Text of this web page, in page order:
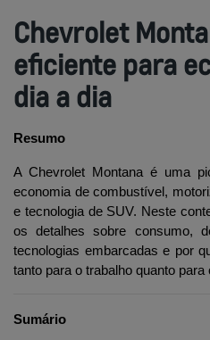
Chevrolet
eficiente para
dia a dia
Resumo
A Chevrolet Montana é uma
economia de combustível,
e tecnologia de SUV. Neste
os detalhes sobre consumo,
tecnologias embarcadas e por
tanto para o trabalho quanto para
Sumário